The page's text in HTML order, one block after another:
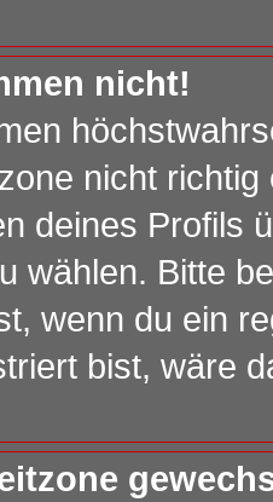
nicht!
nicht
deines Profils
wählen. Bitte
wenn du ein
bist, wäre